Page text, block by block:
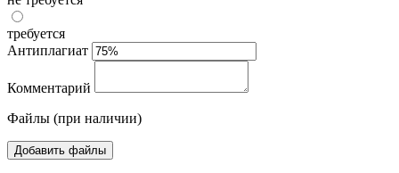
требуется
Антиплагиат
Комментарий
Файлы (при наличии)
Добавить файлы